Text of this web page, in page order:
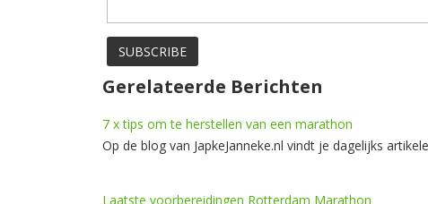
Gerelateerde Berichten
7 x tips om te herstellen van een marathon
Op de blog van JapkeJanneke.nl vindt je dagelijks
Laatste voorbereidingen Rotterdam Marathon